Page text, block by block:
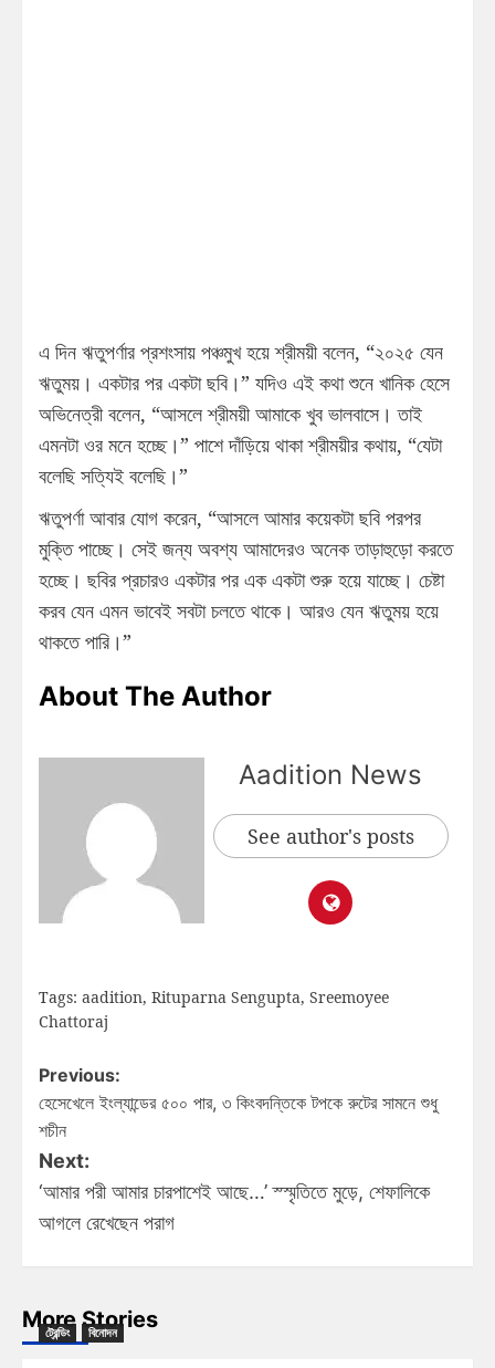
এ দিন ঋতুপর্ণার প্রশংসায় পঞ্চমুখ হয়ে শ্রীময়ী বলেন, “২০২৫ যেন
ঋতুময়। একটার পর একটা ছবি।” যদিও এই কথা শুনে খানিক হেসে
অভিনেত্রী বলেন, “আসলে শ্রীময়ী আমাকে খুব ভালবাসে। তাই
এমনটা ওর মনে হচ্ছে।” পাশে দাঁড়িয়ে থাকা শ্রীময়ীর কথায়, “যেটা
বলেছি সত্যিই বলেছি।”
ঋতুপর্ণা আবার যোগ করেন, “আসলে আমার কয়েকটা ছবি পরপর
মুক্তি পাচ্ছে। সেই জন্য অবশ্য আমাদেরও অনেক তাড়াহুড়ো করতে
হচ্ছে। ছবির প্রচারও একটার পর এক একটা শুরু হয়ে যাচ্ছে। চেষ্টা
করব যেন এমন ভাবেই সবটা চলতে থাকে। আরও যেন ঋতুময় হয়ে
থাকতে পারি।”
About The Author
Aadition News
See author's posts
Tags: aadition, Rituparna Sengupta, Sreemoyee
Chattoraj
Previous:
হেসেখেলে ইংল্যান্ডের ৫০০ পার, ৩ কিংবদন্তিকে টপকে রুটের সামনে শুধু
শচীন
Next:
‘আমার পরী আমার চারপাশেই আছে…’ স্স্মৃতিতে মুড়ে, শেফালিকে
আগলে রেখেছেন পরাগ
More Stories
ট্রেন্ডিং বিনোদন